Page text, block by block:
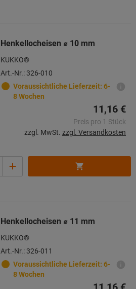
Henkellocheisen ⌀ 10 mm
KUKKO®
Art.-Nr.: 326-010
Voraussichtliche Lieferzeit: 6-
8 Wochen
11,16 €
Preis pro 1 Stück
zzgl. MwSt. zzgl. Versandkosten
Henkellocheisen ⌀ 11 mm
KUKKO®
Art.-Nr.: 326-011
Voraussichtliche Lieferzeit: 6-
8 Wochen